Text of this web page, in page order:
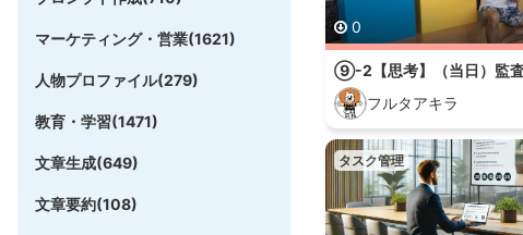
マーケティング・営業(1621)
人物プロファイル(279)
教育・学習(1471)
文章生成(649)
文章要約(108)
0
フルタアキラ
タスク管理